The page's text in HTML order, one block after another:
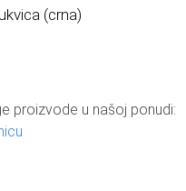
(crna)
proizvode u našoj ponudi: